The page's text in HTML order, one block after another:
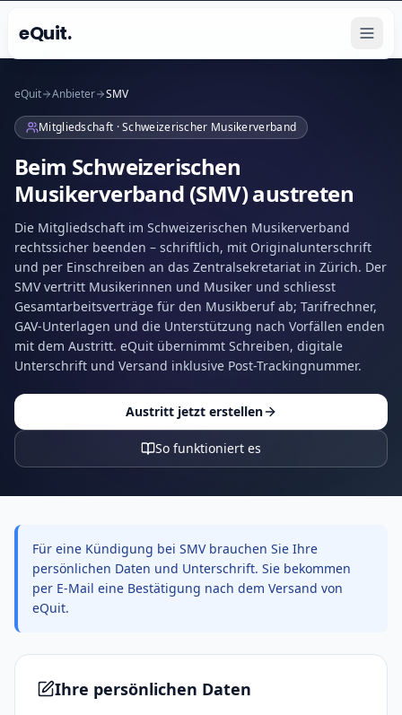
eQuit.
eQuit Anbieter SMV
Mitgliedschaft · Schweizerischer Musikerverband
Beim Schweizerischen
Musikerverband (SMV) austreten
Die Mitgliedschaft im Schweizerischen Musikerverband
rechtssicher beenden – schriftlich, mit Originalunterschrift
und per Einschreiben an das Zentralsekretariat in Zürich. Der
SMV vertritt Musikerinnen und Musiker und schliesst
Gesamtarbeitsverträge für den Musikberuf ab; Tarifrechner,
GAV-Unterlagen und die Unterstützung nach Vorfällen enden
mit dem Austritt. eQuit übernimmt Schreiben, digitale
Unterschrift und Versand inklusive Post-Trackingnummer.
Austritt jetzt erstellen
So funktioniert es
Für eine Kündigung bei SMV brauchen Sie Ihre
persönlichen Daten und Unterschrift. Sie bekommen
per E-Mail eine Bestätigung nach dem Versand von
eQuit.
Ihre persönlichen Daten